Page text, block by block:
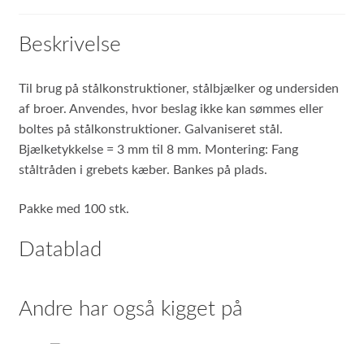
Beskrivelse
Til brug på stålkonstruktioner, stålbjælker og undersiden
af broer. Anvendes, hvor beslag ikke kan sømmes eller
boltes på stålkonstruktioner. Galvaniseret stål.
Bjælketykkelse = 3 mm til 8 mm. Montering: Fang
ståltråden i grebets kæber. Bankes på plads.
Pakke med 100 stk.
Datablad
Andre har også kigget på